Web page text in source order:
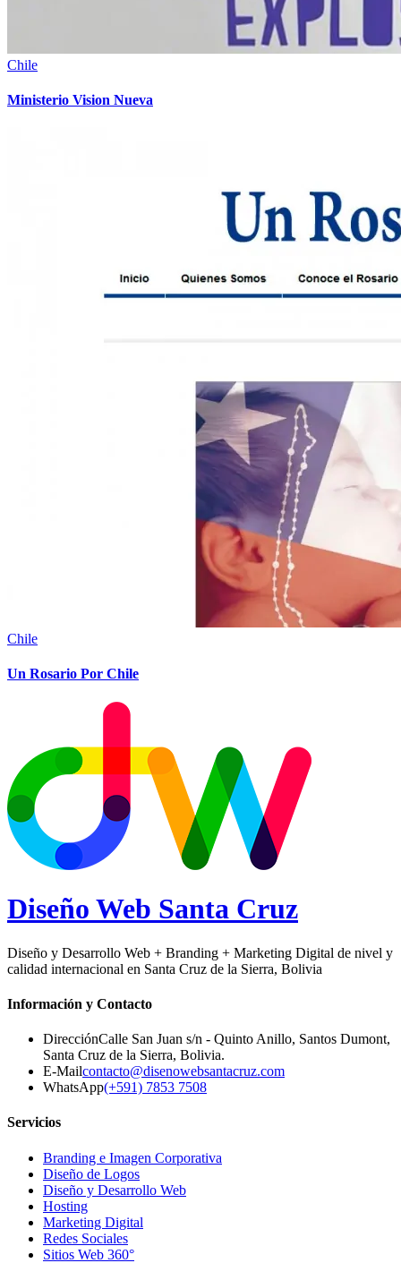
Chile
Ministerio Vision Nueva
Chile
Un Rosario Por Chile
Diseño Web Santa Cruz
Diseño y Desarrollo Web + Branding + Marketing Digital de nivel y
calidad internacional en Santa Cruz de la Sierra, Bolivia
Información y Contacto
DirecciónCalle San Juan s/n - Quinto Anillo, Santos Dumont,
Santa Cruz de la Sierra, Bolivia.
E-Mailcontacto@disenowebsantacruz.com
WhatsApp(+591) 7853 7508
Servicios
Branding e Imagen Corporativa
Diseño de Logos
Diseño y Desarrollo Web
Hosting
Marketing Digital
Redes Sociales
Sitios Web 360°